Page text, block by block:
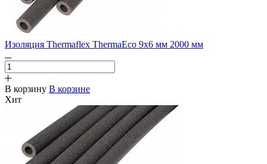
Изоляция Thermaflex ThermaEco 9х6 мм 2000 мм
В корзину В корзине
Хит